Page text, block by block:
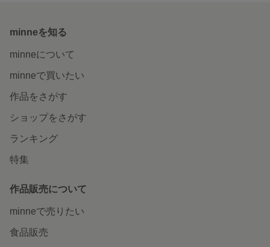
minneを知る
minneについて
minneで買いたい
作品をさがす
ショップをさがす
ランキング
特集
作品販売について
minneで売りたい
食品販売